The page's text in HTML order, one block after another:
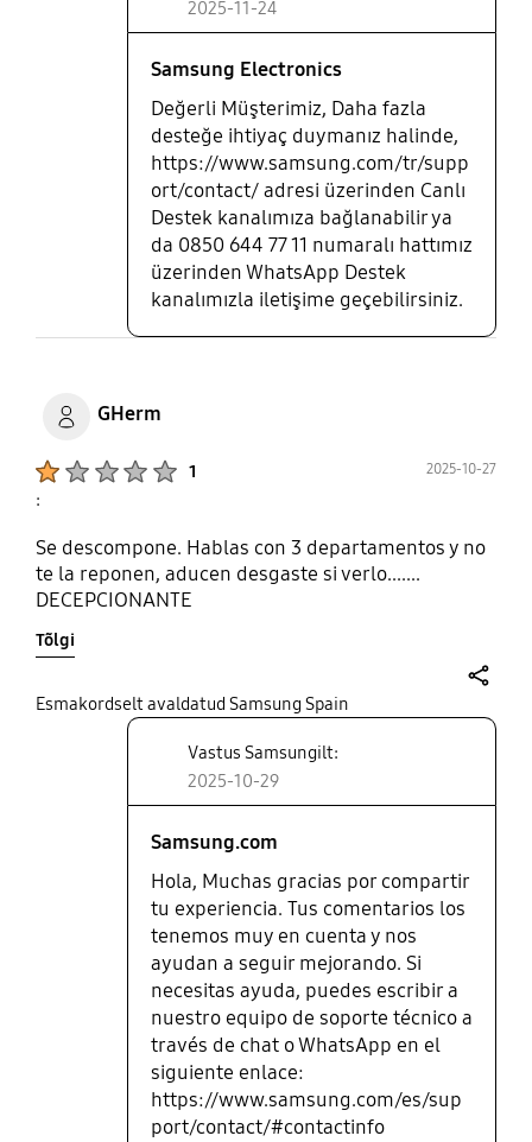
2025-11-24
Samsung Electronics
Değerli Müşterimiz, Daha fazla
desteğe ihtiyaç duymanız halinde,
https://www.samsung.com/tr/supp
ort/contact/ adresi üzerinden Canlı
Destek kanalımıza bağlanabilir ya
da 0850 644 77 11 numaralı hattımız
üzerinden WhatsApp Destek
kanalımızla iletişime geçebilirsiniz.
GHerm
1 2025-10-27
:
Se descompone. Hablas con 3 departamentos y no
te la reponen, aducen desgaste si verlo.......
DECEPCIONANTE
Tõlgi
Esmakordselt avaldatud Samsung Spain
Vastus Samsungilt:
2025-10-29
Samsung.com
Hola, Muchas gracias por compartir
tu experiencia. Tus comentarios los
tenemos muy en cuenta y nos
ayudan a seguir mejorando. Si
necesitas ayuda, puedes escribir a
nuestro equipo de soporte técnico a
través de chat o WhatsApp en el
siguiente enlace:
https://www.samsung.com/es/sup
port/contact/#contactinfo